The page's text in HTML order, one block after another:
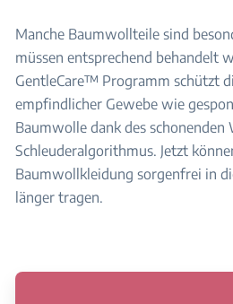
Manche Baumwollteile sind
müssen entsprechend behandelt
GentleCare™ Programm schützt
empfindlicher Gewebe wie
Baumwolle dank des schonenden
Schleuderalgorithmus. Jetzt
Baumwollkleidung sorgenfrei in
länger tragen.